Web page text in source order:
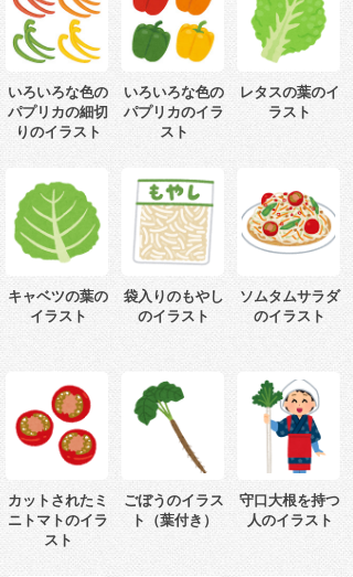
いろいろな色の
パプリカの細切
りのイラスト
いろいろな色の
パプリカのイラ
スト
レタスの葉のイ
ラスト
キャベツの葉の
イラスト
袋入りのもやし
のイラスト
ソムタムサラダ
のイラスト
カットされたミ
ニトマトのイラ
スト
ごぼうのイラス
ト（葉付き）
守口大根を持つ
人のイラスト